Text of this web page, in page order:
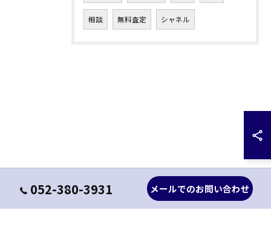
相談 無料査定 シャネル
052-380-3931 メールでのお問い合わせ